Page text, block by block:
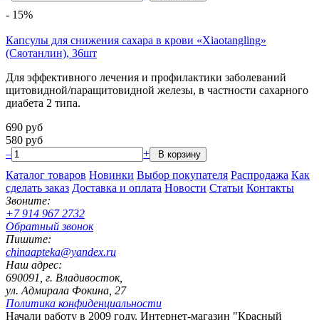
- 15%
Капсулы для снижения сахара в крови «Xiaotangling»
(Сяотанлин), 36шт
Для эффективного лечения и профилактики заболеваний
щитовидной/паращитовидной железы, в частности сахарного
диабета 2 типа.
690 руб
580 руб
–
+
Каталог товаров Новинки Выбор покупателя Распродажа Как
сделать заказ Доставка и оплата Новости Статьи Контакты
Звоните:
+7 914 967 2732
Обратный звонок
Пишите:
chinaapteka@yandex.ru
Наш адрес:
690091, г. Владивосток,
ул. Адмирала Фокина, 27
Политика конфиденциальности
Начали работу в 2009 году. Интернет-магазин "Красный